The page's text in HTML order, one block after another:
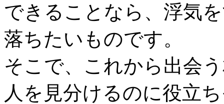
できることなら、浮気
落ちたいものです。
そこで、これから出会
人を見分けるのに役立